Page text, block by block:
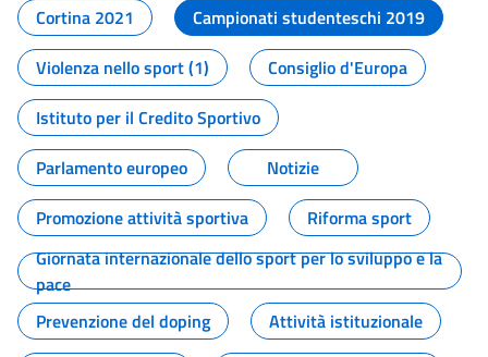
Cortina 2021
Campionati studenteschi 2019
Violenza nello sport (1)
Consiglio d'Europa
Istituto per il Credito Sportivo
Parlamento europeo
Notizie
Promozione attività sportiva
Riforma sport
Giornata internazionale dello sport per lo sviluppo e la
pace
Prevenzione del doping
Attività istituzionale